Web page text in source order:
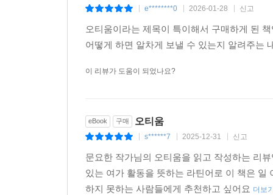
e********0 2026-01-28 신고
오티움이라는 제목이 특이해서 구매하게 된
어떻게 하면 알차게 보낼 수 있는지 알려주는
이 리뷰가 도움이 되었나요?
eBook 구매 오티움
s******7 2025-12-31 신고
문요한 작가님의 오티움을 읽고 작성하는 리
있는 여가 활동을 뜻하는 라틴어로 이 책은
하지 못하는 사람들에게 추천하고 싶어요 더보